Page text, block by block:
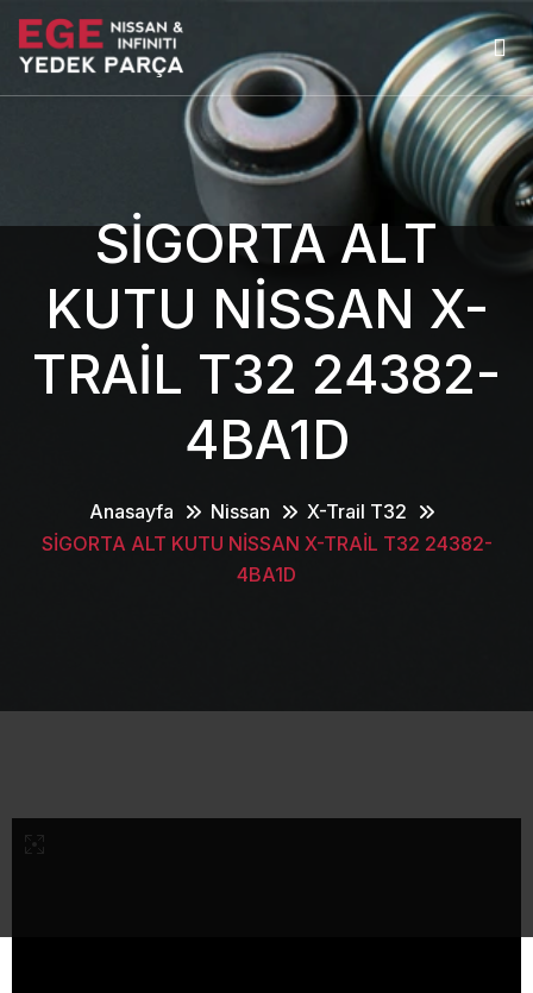
SİGORTA ALT
KUTU NİSSAN X-
TRAİL T32 24382-
4BA1D
Anasayfa Nissan
X-Trail T32
SİGORTA ALT KUTU NİSSAN X-TRAİL T32 24382-
4BA1D